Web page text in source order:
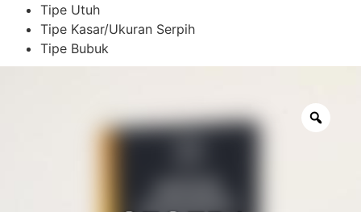
Tipe Utuh
Tipe Kasar/Ukuran Serpih
Tipe Bubuk